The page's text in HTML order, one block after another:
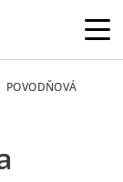
POVODŇOVÁ